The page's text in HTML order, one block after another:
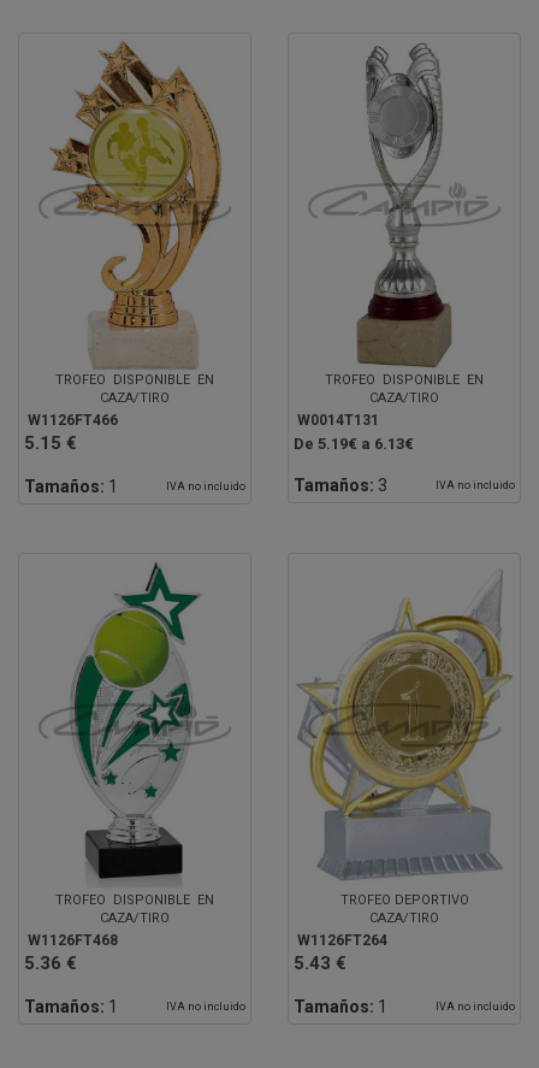
TROFEO DISPONIBLE EN
CAZA/TIRO
W1126FT466
5.15 €
Tamaños: 1 IVA no incluido
TROFEO DISPONIBLE EN
CAZA/TIRO
W0014T131
De 5.19€ a 6.13€
Tamaños: 3 IVA no incluido
TROFEO DISPONIBLE EN
CAZA/TIRO
W1126FT468
5.36 €
Tamaños: 1 IVA no incluido
TROFEO DEPORTIVO
CAZA/TIRO
W1126FT264
5.43 €
Tamaños: 1 IVA no incluido